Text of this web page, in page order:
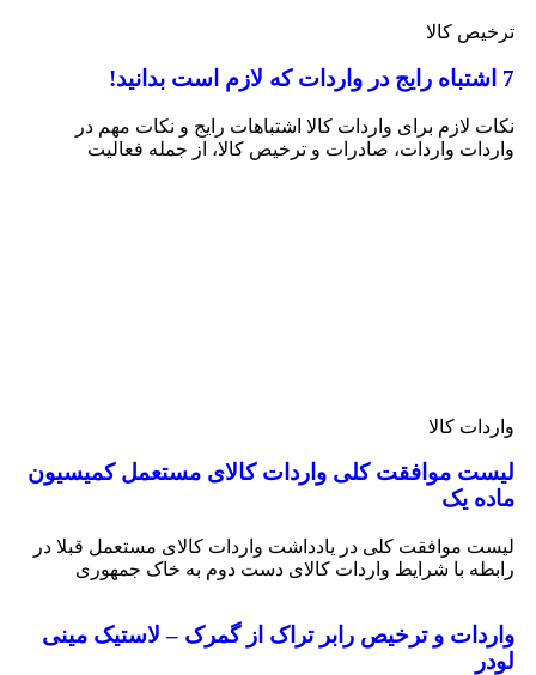
ترخیص کالا
7 اشتباه رایج در واردات که لازم است بدانید!
نکات لازم برای واردات کالا اشتباهات رایج و نکات مهم در
واردات واردات، صادرات و ترخیص کالا، از جمله فعالیت
واردات کالا
لیست موافقت کلی واردات کالای مستعمل کمیسیون
ماده یک
لیست موافقت کلی در یادداشت واردات کالای مستعمل قبلا در
رابطه با شرایط واردات کالای دست دوم به خاک جمهوری
واردات و ترخیص رابر تراک از گمرک – لاستیک مینی
لودر